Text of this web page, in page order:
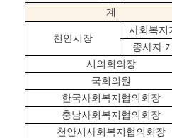
계
천안시장
사회복지
종사자
시의회의장
국회의원
한국사회복지협의회장
충남사회복지협의회장
천안시사회복지협의회장